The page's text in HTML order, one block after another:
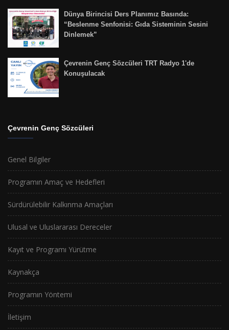
Dünya Birincisi Ders Planımız Basında:
“Beslenme Senfonisi: Gıda Sisteminin Sesini
Dinlemek”
Çevrenin Genç Sözcüleri TRT Radyo 1'de
Konuşulacak
Çevrenin Genç Sözcüleri
Genel Bilgiler
Programın Amaç ve Hedefleri
Sürdürülebilir Kalkınma Amaçları
Ulusal ve Uluslararası Dereceler
Kayıt ve Programı Yürütme
Kaynakça
Programın Yöntemi
İletişim